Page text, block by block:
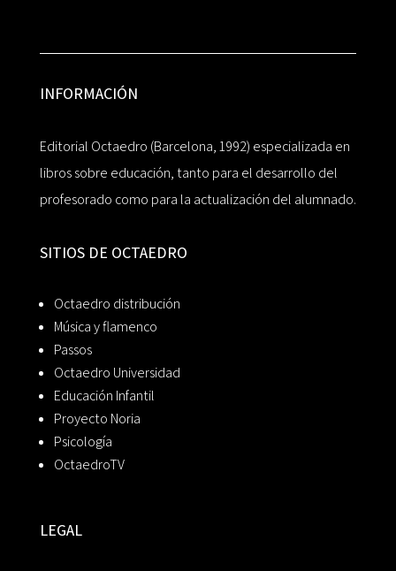
INFORMACIÓN
Editorial Octaedro (Barcelona, 1992) especializada en
libros sobre educación, tanto para el desarrollo del
profesorado como para la actualización del alumnado.
SITIOS DE OCTAEDRO
Octaedro distribución
Música y flamenco
Passos
Octaedro Universidad
Educación Infantil
Proyecto Noria
Psicología
OctaedroTV
LEGAL